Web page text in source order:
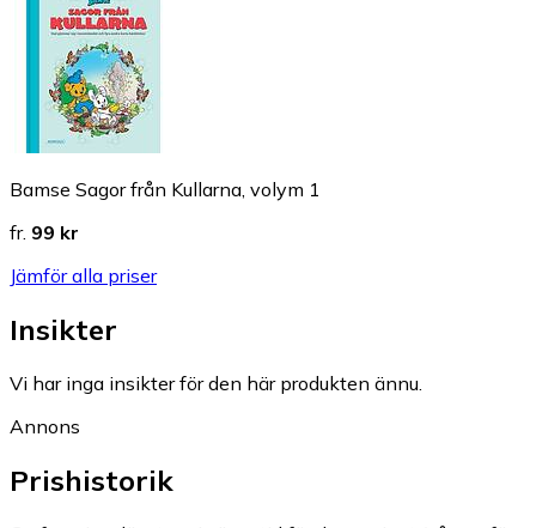
Bamse Sagor från Kullarna, volym 1
fr. 99 kr
Jämför alla priser
Insikter
Vi har inga insikter för den här produkten ännu.
Annons
Prishistorik